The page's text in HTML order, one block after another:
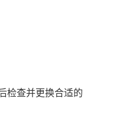
检查并更换合适的